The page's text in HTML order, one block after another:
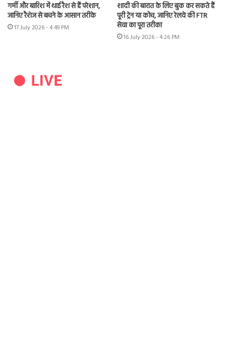
गर्मी और बारिश में थाई रैश से हैं परेशान,
जानिए रैशेज से बचने के आसान तरीके
17 July 2026 - 4:49 PM
शादी की बारात के लिए बुक कर सकते हैं
पूरी ट्रेन या कोच, जानिए रेलवे की FTR
सेवा का पूरा तरीका
16 July 2026 - 4:26 PM